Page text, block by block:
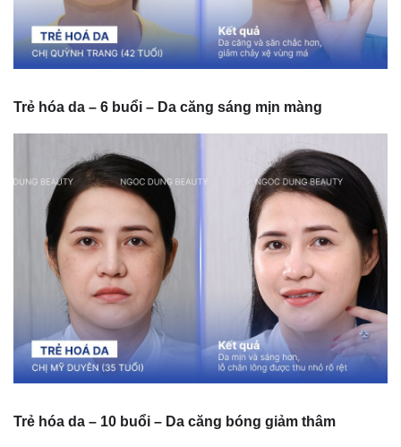
Trẻ hóa da – 6 buổi – Da căng sáng mịn màng
Trẻ hóa da – 10 buổi – Da căng bóng giảm thâm